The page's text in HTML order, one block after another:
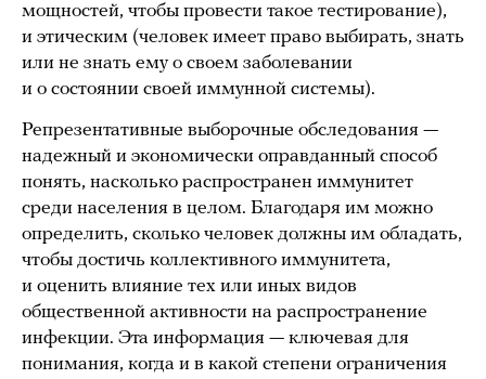
мощностей, чтобы провести такое тестирование),
и этическим (человек имеет право выбирать, знать
или не знать ему о своем заболевании
и о состоянии своей иммунной системы).
Репрезентативные выборочные обследования —
надежный и экономически оправданный способ
понять, насколько распространен иммунитет
среди населения в целом. Благодаря им можно
определить, сколько человек должны им обладать,
чтобы достичь коллективного иммунитета,
и оценить влияние тех или иных видов
общественной активности на распространение
инфекции. Эта информация — ключевая для
понимания, когда и в какой степени ограничения